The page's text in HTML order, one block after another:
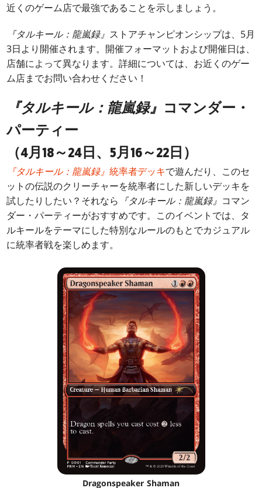
近くのゲーム店で最強であることを示しましょう。
『タルキール：龍嵐録』 ストアチャンピオンシップは、5月
3日より開催されます。開催フォーマットおよび開催日は、
店舗によって異なります。詳細については、お近くのゲー
ム店までお問い合わせください！
『タルキール：龍嵐録』 コマンダー・
パーティー
（4月18～24日、5月16～22日）
『タルキール：龍嵐録』統率者デッキで遊んだり、このセ
ットの伝説のクリーチャーを統率者にした新しいデッキを
試したりしたい？それなら 『タルキール：龍嵐録』 コマン
ダー・パーティーがおすすめです。このイベントでは、タ
ルキールをテーマにした特別なルールのもとでカジュアル
に統率者戦を楽しめます。
Dragonspeaker Shaman